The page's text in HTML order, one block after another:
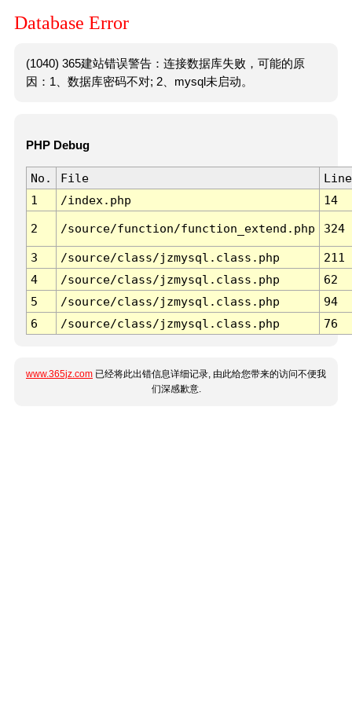
Database Error
(1040) 365建站错误警告：连接数据库失败，可能的原
因：1、数据库密码不对; 2、mysql未启动。
PHP Debug
No. File
Line
1
/index.php 14
2 /source/function/function_extend.php 324
3 /source/class/jzmysql.class.php
211
4
/source/class/jzmysql.class.php
62
5
/source/class/jzmysql.class.php
94
6
/source/class/jzmysql.class.php 76
www.365jz.com 已经将此出错信息详细记录, 由此给您带来的访问不便我
们深感歉意.